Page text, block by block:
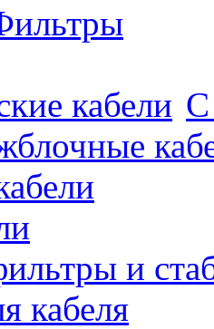
кабели С
и
кабеля